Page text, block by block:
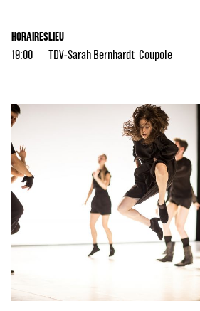
HORAIRES
19:00
LIEU
TDV-Sarah Bernhardt_Coupole